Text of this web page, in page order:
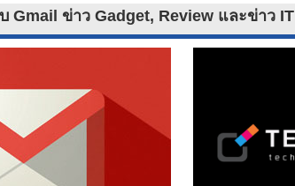
Gmail ข่าว Gadget, Review และข่าว IT